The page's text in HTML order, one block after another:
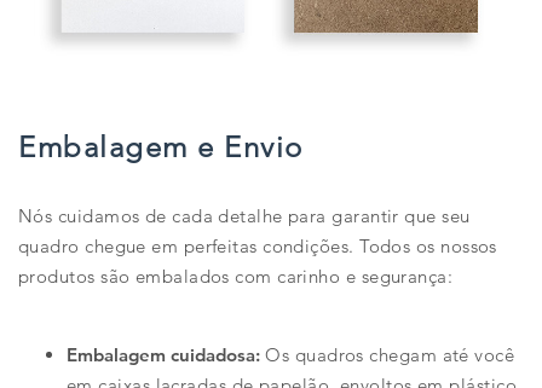
Embalagem e Envio
Nós cuidamos de cada detalhe para garantir que seu
quadro chegue em perfeitas condições. Todos os nossos
produtos são embalados com carinho e segurança:
Embalagem cuidadosa: Os quadros chegam até você